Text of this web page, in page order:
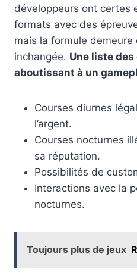
développeurs ont certes
formats avec des
mais la formule
inchangée. Une liste
aboutissant à un
Courses diurnes
l’argent.
Courses nocturnes
sa réputation.
Possibilités de
Interactions avec la
nocturnes.
Toujours plus de jeux